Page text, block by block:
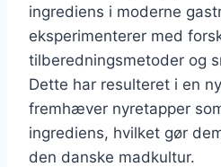
ingrediens i moderne
eksperimenterer med
tilberedningsmetoder og
Dette har resulteret i en
fremhæver nyretapper
ingrediens, hvilket gør
den danske madkultur.